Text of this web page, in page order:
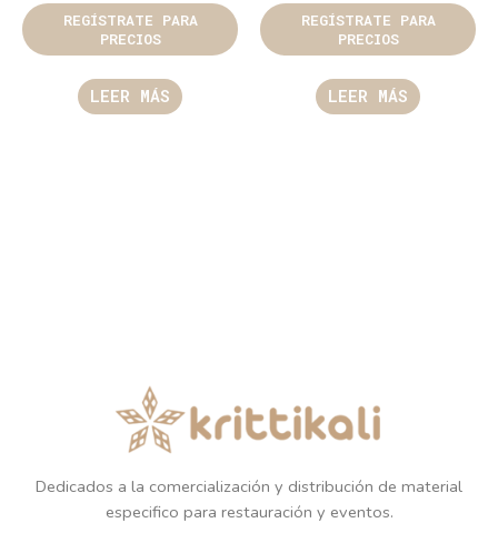
REGÍSTRATE PARA
PRECIOS
LEER MÁS
REGÍSTRATE PARA
PRECIOS
LEER MÁS
Dedicados a la comercialización y distribución de material
especifico para restauración y eventos.